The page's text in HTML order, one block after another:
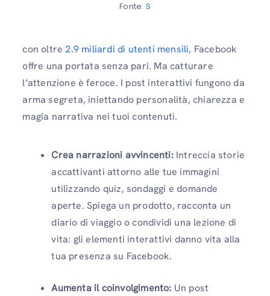
Fonte: S
con oltre2.9 miliardi di utenti mensili, Facebook
offre una portata senza pari. Ma catturare
l’attenzione è feroce. I post interattivi fungono da
arma segreta, iniettando personalità, chiarezza e
magia narrativa nei tuoi contenuti.
Crea narrazioni avvincenti:Intreccia storie
accattivanti attorno alle tue immagini
utilizzando quiz, sondaggi e domande
aperte. Spiega un prodotto, racconta un
diario di viaggio o condividi una lezione di
vita: gli elementi interattivi danno vita alla
tua presenza su Facebook.
Aumenta il coinvolgimento: Un post